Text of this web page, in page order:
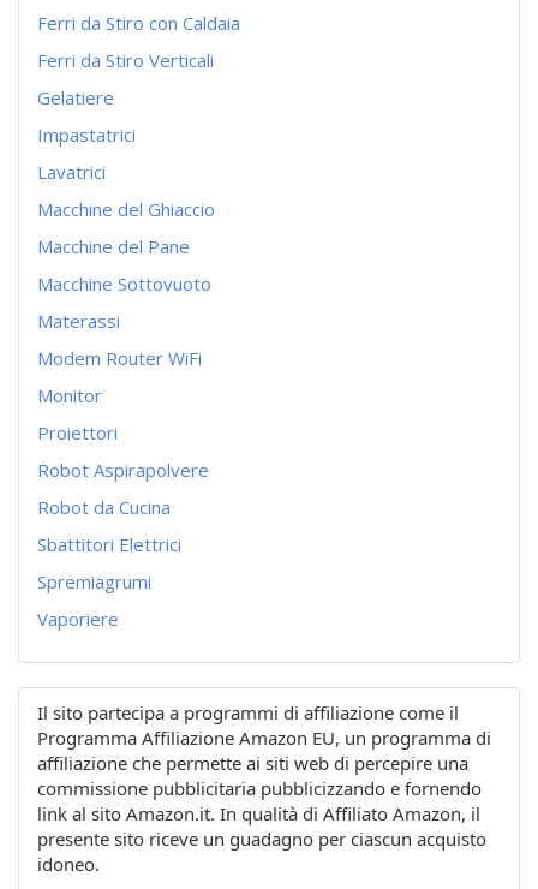
Ferri da Stiro con Caldaia
Ferri da Stiro Verticali
Gelatiere
Impastatrici
Lavatrici
Macchine del Ghiaccio
Macchine del Pane
Macchine Sottovuoto
Materassi
Modem Router WiFi
Monitor
Proiettori
Robot Aspirapolvere
Robot da Cucina
Sbattitori Elettrici
Spremiagrumi
Vaporiere
Il sito partecipa a programmi di affiliazione come il
Programma Affiliazione Amazon EU, un programma di
affiliazione che permette ai siti web di percepire una
commissione pubblicitaria pubblicizzando e fornendo
link al sito Amazon.it. In qualità di Affiliato Amazon, il
presente sito riceve un guadagno per ciascun acquisto
idoneo.